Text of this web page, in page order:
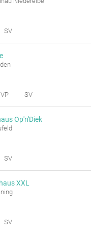
SV
VP SV
Op'n'Diek
SV
XXL
SV